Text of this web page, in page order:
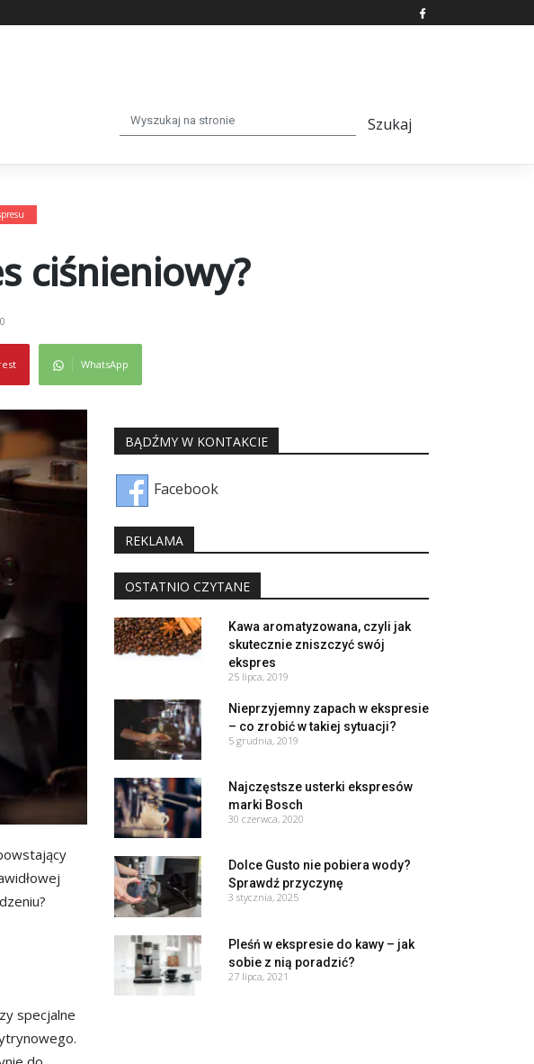
ciśnieniowy?
WhatsApp
specjalne
BĄDŹMY W KONTAKCIE
Facebook
REKLAMA
OSTATNIO CZYTANE
Kawa aromatyzowana, czyli jak
skutecznie zniszczyć swój
ekspres
25 lipca, 2019
Nieprzyjemny zapach w ekspresie
– co zrobić w takiej sytuacji?
5 grudnia, 2019
Najczęstsze usterki ekspresów
marki Bosch
30 czerwca, 2020
Dolce Gusto nie pobiera wody?
Sprawdź przyczynę
3 stycznia, 2025
Pleśń w ekspresie do kawy – jak
sobie z nią poradzić?
27 lipca, 2021